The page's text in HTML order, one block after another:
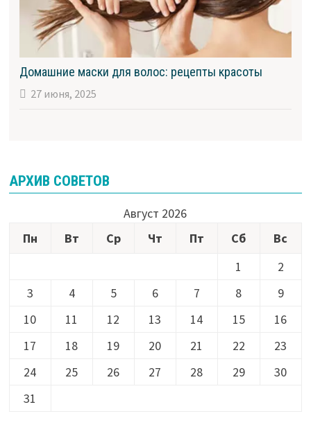
Домашние маски для волос: рецепты красоты
27 июня, 2025
АРХИВ СОВЕТОВ
Август 2026
Пн
Вт Ср Чт Пт Сб
Вс
1
2
3
4 5 6 7 8
9
10
11 12 13 14 15
16
17
18 19 20 21 22
23
24
25 26 27 28 29
30
31